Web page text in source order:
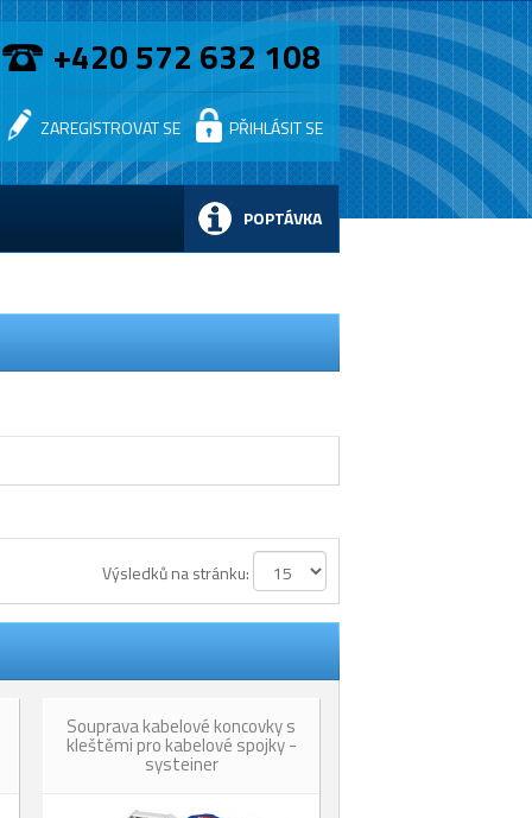
+420 572 632 108
ZAREGISTROVAT SE PŘIHLÁSIT SE
POPTÁVKA
Výsledků na stránku:
Souprava kabelové koncovky s
kleštěmi pro kabelové spojky -
systeiner